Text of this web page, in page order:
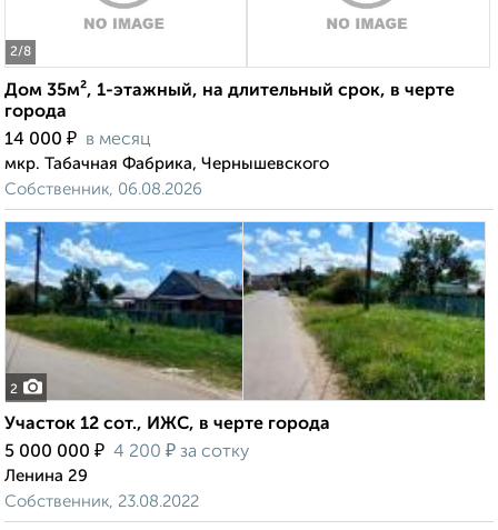
2/8
Дом 35м², 1-этажный, на длительный срок, в черте
города
14 000 ₽ в месяц
мкр. Табачная Фабрика, Чернышевского
Собственник, 06.08.2026
2
Участок 12 сот., ИЖС, в черте города
5 000 000 ₽ 4 200 ₽ за сотку
Ленина 29
Собственник, 23.08.2022